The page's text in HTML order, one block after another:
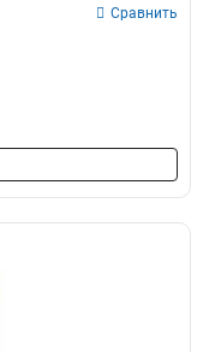
Сравнить